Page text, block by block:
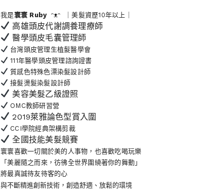
我是寰寰 Ruby ᵔᴥᵔ ｜美髮資歷10年以上｜
高雄頭皮代謝調養理療師
醫學頭皮毛囊管理師
台灣頭皮管理生植髮醫學會
111年醫學頭皮管理諮詢證書
質感色特殊色漂染髮設計師
接髮燙髮染髮設計師
美容美髮乙級證照
OMC教師研習營
2019萊雅論色型賞入圍
CCI學院經典架構剪裁
全國技能美髮競賽
寰寰喜歡一切關於美的人事物 ，也喜歡吃喝玩樂
「美麗隨之而來，彷彿全世界圍繞著你的舞動」
將最真誠待友待客的心
與不斷精進創新技術，創造舒適、放鬆的環境